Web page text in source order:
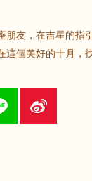
友，在吉星的指
個美好的十月，